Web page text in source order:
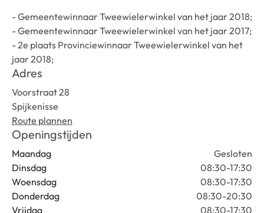
- Gemeentewinnaar Tweewielerwinkel van het jaar 2018;
- Gemeentewinnaar Tweewielerwinkel van het jaar 2017;
- 2e plaats Provinciewinnaar Tweewielerwinkel van het
jaar 2018;
Adres
Voorstraat 28
Spijkenisse
Route plannen
Openingstijden
Maandag
Gesloten
Dinsdag
08:30-17:30
Woensdag
08:30-17:30
Donderdag
08:30-20:30
Vrijdag
08:30-17:30